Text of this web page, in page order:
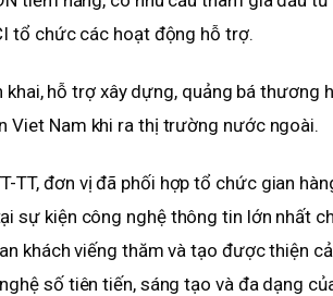
tổ chức các hoạt động hỗ trợ.
hỗ trợ xây dựng, quảng bá thương
Viet Nam khi ra thị trường nước ngoài.
TT, đơn vị đã phối hợp tổ chức gian
sự kiện công nghệ thông tin lớn nhất
khách viếng thăm và tạo được thiện
số tiên tiến, sáng tạo và đa dạng